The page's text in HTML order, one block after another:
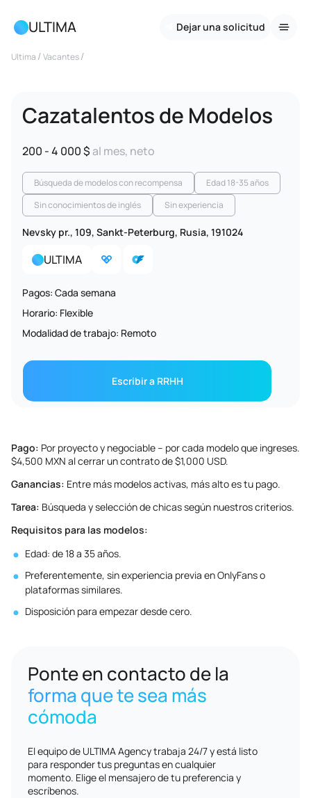
ULTIMA Dejar una solicitud
Ultima /Vacantes/
Cazatalentos de Modelos
200 - 4 000 $al mes, neto
Búsqueda de modelos con recompensa
Edad 18-35 años
Sin conocimientos de inglés
Sin experiencia
Nevsky pr., 109, Sankt-Peterburg, Rusia, 191024
ULTIMA
Pagos: Cada semana
Horario: Flexible
Modalidad de trabajo: Remoto
Escribir a RRHH
Pago: Por proyecto y negociable – por cada modelo que ingreses.
$4,500 MXN al cerrar un contrato de $1,000 USD.
Ganancias: Entre más modelos activas, más alto es tu pago.
Tarea: Búsqueda y selección de chicas según nuestros criterios.
Requisitos para las modelos:
Edad: de 18 a 35 años.
Preferentemente, sin experiencia previa en OnlyFans o
plataformas similares.
Disposición para empezar desde cero.
Ponte en contacto de la
forma que te sea más
cómoda
El equipo de ULTIMA Agency trabaja 24/7 y está listo
para responder tus preguntas en cualquier
momento. Elige el mensajero de tu preferencia y
escríbenos.